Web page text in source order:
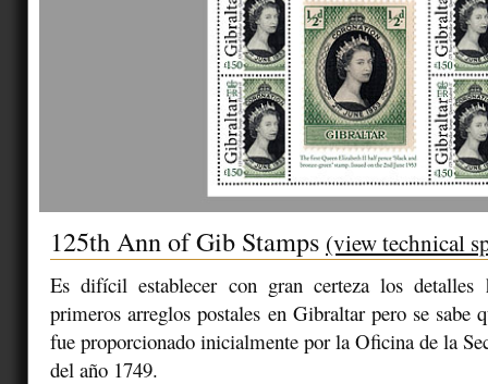
125th Ann of Gib Stamps (view technical
Es difícil establecer con gran certeza los detalles
primeros arreglos postales en Gibraltar pero se sabe
fue proporcionado inicialmente por la Oficina de la
del año 1749.